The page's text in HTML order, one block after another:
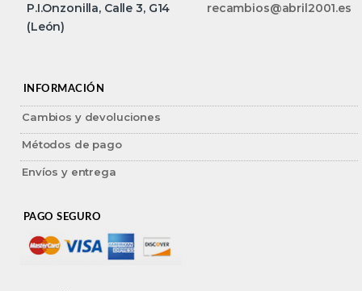
P.I.Onzonilla, Calle 3, G14
(León)
recambios@abril2001.es
INFORMACIÓN
Cambios y devoluciones
Métodos de pago
Envíos y entrega
PAGO SEGURO